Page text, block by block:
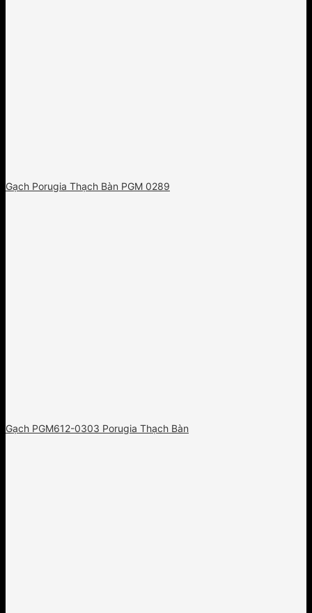
Gạch Porugia Thạch Bàn PGM 0289
Gạch PGM612-0303 Porugia Thạch Bàn